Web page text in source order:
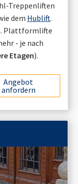
Treppenliften
dem Hublift.
Plattformlifte
- je nach
Etagen).
Angebot
anfordern